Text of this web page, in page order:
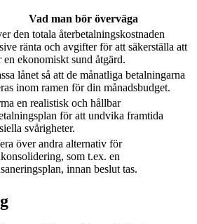
Vad man bör överväga
den totala återbetalningskostnaden
ränta och avgifter för att säkerställa att
en ekonomiskt sund åtgärd.
lånet så att de månatliga betalningarna
inom ramen för din månadsbudget.
en realistisk och hållbar
för att undvika framtida
svårigheter.
över andra alternativ för
som t.ex. en
innan beslut tas.